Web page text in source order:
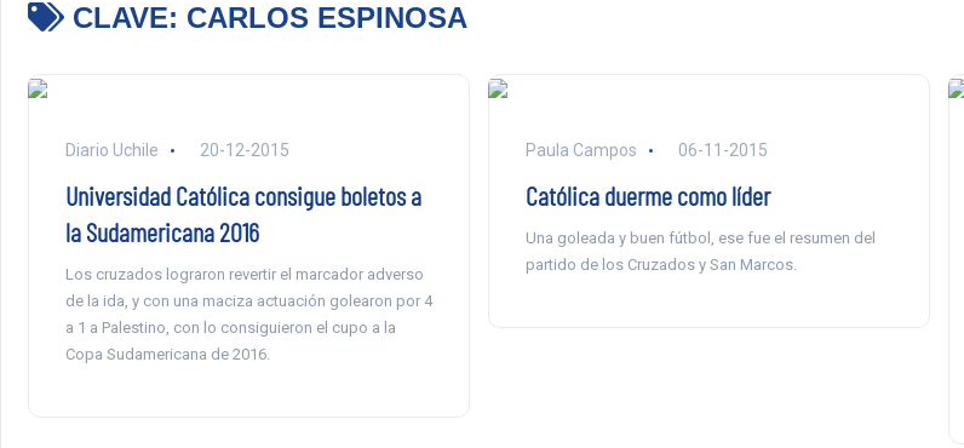
CLAVE: CARLOS ESPINOSA
Diario Uchile 20-12-2015
Universidad Católica consigue boletos a
la Sudamericana 2016
Los cruzados lograron revertir el marcador adverso
de la ida, y con una maciza actuación golearon por 4
a 1 a Palestino, con lo consiguieron el cupo a la
Copa Sudamericana de 2016.
Paula Campos 06-11-2015
Católica duerme como líder
Una goleada y buen fútbol, ese fue el resumen del
partido de los Cruzados y San Marcos.